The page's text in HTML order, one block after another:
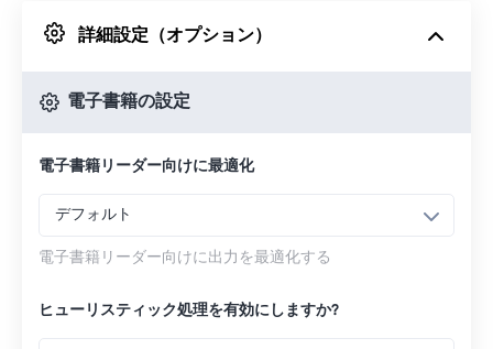
Googleドライブから
詳細設定（オプション）
電子書籍の設定
電子書籍リーダー向けに最適化
デフォルト
電子書籍リーダー向けに出力を最適化する
ヒューリスティック処理を有効にしますか?